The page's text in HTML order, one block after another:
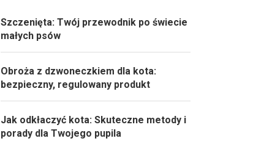
Szczenięta: Twój przewodnik po świecie
małych psów
Obroża z dzwoneczkiem dla kota:
bezpieczny, regulowany produkt
Jak odkłaczyć kota: Skuteczne metody i
porady dla Twojego pupila